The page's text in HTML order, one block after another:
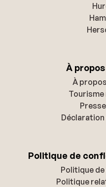
À
À
Politique de
Politique
Politique